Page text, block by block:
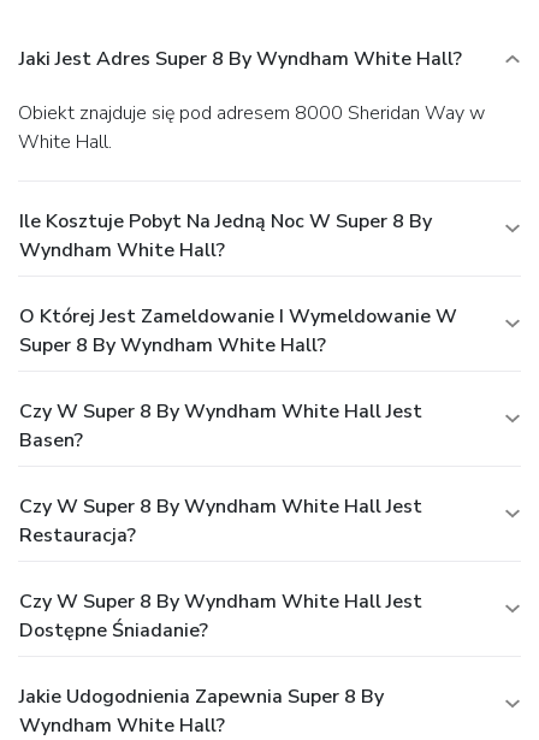
Jaki Jest Adres Super 8 By Wyndham White Hall?
Obiekt znajduje się pod adresem 8000 Sheridan Way w
White Hall.
Ile Kosztuje Pobyt Na Jedną Noc W Super 8 By
Wyndham White Hall?
O Której Jest Zameldowanie I Wymeldowanie W
Super 8 By Wyndham White Hall?
Czy W Super 8 By Wyndham White Hall Jest
Basen?
Czy W Super 8 By Wyndham White Hall Jest
Restauracja?
Czy W Super 8 By Wyndham White Hall Jest
Dostępne Śniadanie?
Jakie Udogodnienia Zapewnia Super 8 By
Wyndham White Hall?